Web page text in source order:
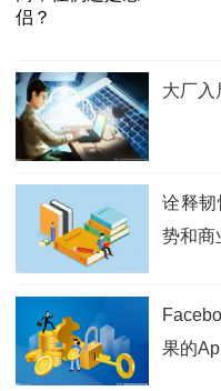
大厂入
诠释
势和商
果的